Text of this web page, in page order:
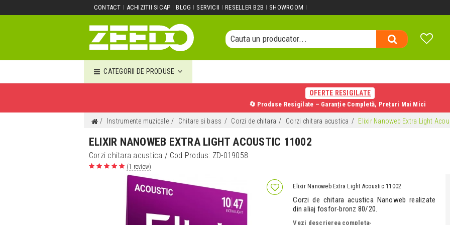
CONTACT ACHIZITII SICAP BLOG SERVICII RESELLER B2B SHOWROOM
Cauta un produs...
Cauta un producator...
CATEGORII DE PRODUSE
OFERTE RESIGILATE
🔄 Produse Resigilate – Garanție Completă, Prețuri Mai Mici
Instrumente muzicale Chitare si bass Corzi de chitara Corzi chitara acustica Elixir Nanoweb Extra Light
ELIXIR NANOWEB EXTRA LIGHT ACOUSTIC 11002
Corzi chitara acustica / Cod Produs: ZD-019058
(1 review)
Elixir Nanoweb Extra Light Acoustic 11002
Corzi de chitara acustica Nanoweb realizate
din aliaj fosfor-bronz 80/20.
Vezi descrierea completa›